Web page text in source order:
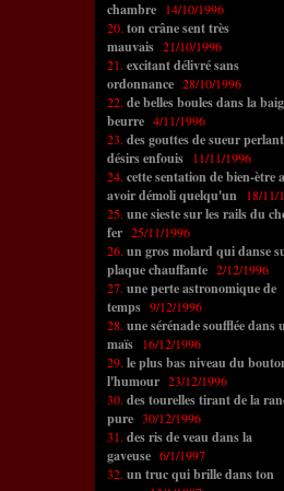
chambre 14/10/1996
20. ton crâne sent très
mauvais 21/10/1996
21. excitant délivré sans
ordonnance 28/10/1996
22. de belles boules dans la
beurre 4/11/1996
23. des gouttes de sueur
désirs enfouis 11/11/1996
24. cette sentation de bien-ètre
avoir démoli quelqu'un 18/11/
25. une sieste sur les rails du
fer 25/11/1996
26. un gros molard qui danse
plaque chauffante 2/12/1996
27. une perte astronomique de
temps 9/12/1996
28. une sérénade soufflée dans
maïs 16/12/1996
29. le plus bas niveau du
l'humour 23/12/1996
30. des tourelles tirant de la
pure 30/12/1996
31. des ris de veau dans la
gaveuse 6/1/1997
32. un truc qui brille dans ton